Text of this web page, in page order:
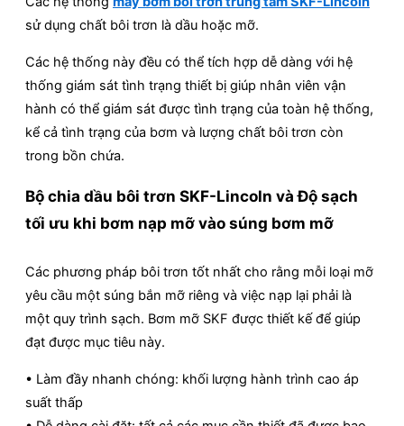
sử dụng chất bôi trơn là dầu hoặc mỡ.
Các hệ thống này đều có thể tích hợp dễ dàng với hệ
thống giám sát tình trạng thiết bị giúp nhân viên vận
hành có thể giám sát được tình trạng của toàn hệ thống,
kể cả tình trạng của bơm và lượng chất bôi trơn còn
trong bồn chứa.
Bộ chia dầu bôi trơn SKF-Lincoln và Độ sạch
tối ưu khi bơm nạp mỡ vào súng bơm mỡ
Các phương pháp bôi trơn tốt nhất cho rằng mỗi loại mỡ
yêu cầu một súng bắn mỡ riêng và việc nạp lại phải là
một quy trình sạch. Bơm mỡ SKF được thiết kế để giúp
đạt được mục tiêu này.
• Làm đầy nhanh chóng: khối lượng hành trình cao áp
suất thấp